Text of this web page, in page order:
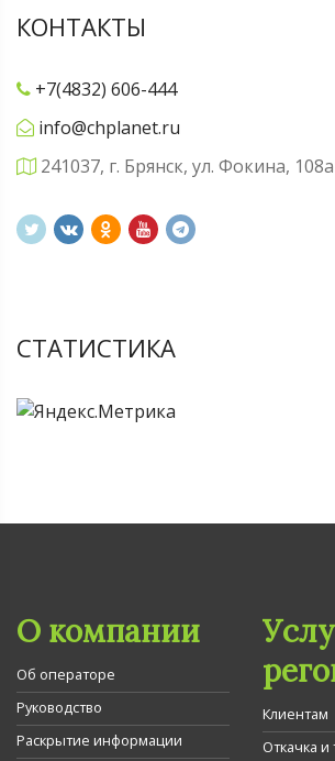
КОНТАКТЫ
+7(4832) 606-444
info@chplanet.ru
241037, г. Брянск, ул. Фокина, 108а
СТАТИСТИКА
О компании
Об операторе
Руководство
Раскрытие информации
Клиентам
Откачка